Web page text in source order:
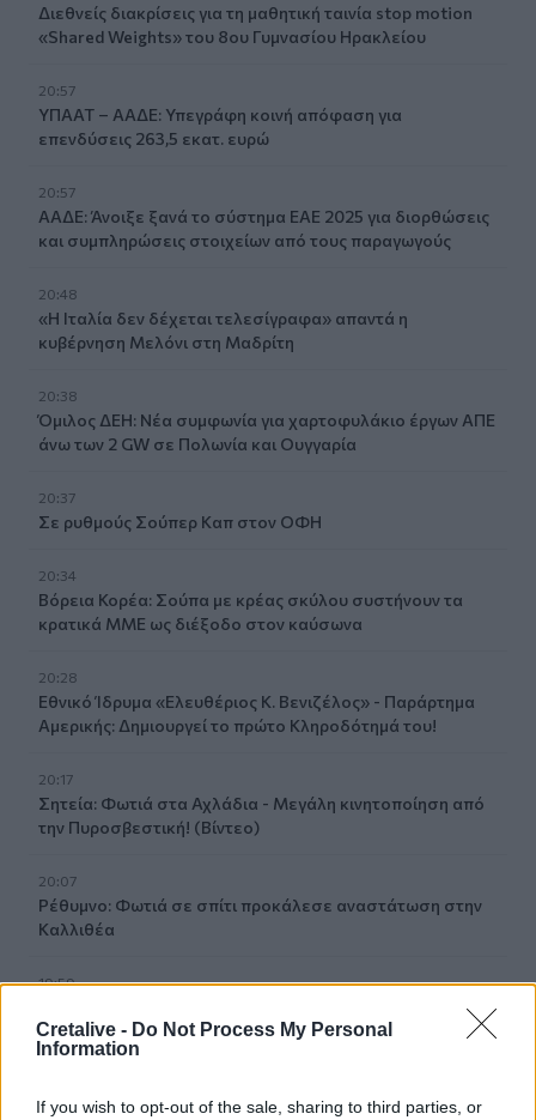
Cretalive - Do Not Process My Personal
Information
If you wish to opt-out of the sale, sharing to third parties, or
Διεθνείς διακρίσεις για τη μαθητική ταινία stop motion
«Shared Weights» του 8ου Γυμνασίου Ηρακλείου
20:57
ΥΠΑΑΤ – ΑΑΔΕ: Υπεγράφη κοινή απόφαση για
επενδύσεις 263,5 εκατ. ευρώ
20:57
ΑΑΔΕ: Άνοιξε ξανά το σύστημα ΕΑΕ 2025 για διορθώσεις
και συμπληρώσεις στοιχείων από τους παραγωγούς
20:48
«Η Ιταλία δεν δέχεται τελεσίγραφα» απαντά η
κυβέρνηση Μελόνι στη Μαδρίτη
20:38
Όμιλος ΔΕΗ: Νέα συμφωνία για χαρτοφυλάκιο έργων ΑΠΕ
άνω των 2 GW σε Πολωνία και Ουγγαρία
20:37
Σε ρυθμούς Σούπερ Καπ στον ΟΦΗ
20:34
Βόρεια Κορέα: Σούπα με κρέας σκύλου συστήνουν τα
κρατικά ΜΜΕ ως διέξοδο στον καύσωνα
20:28
Εθνικό Ίδρυμα «Ελευθέριος Κ. Βενιζέλος» - Παράρτημα
Αμερικής: Δημιουργεί το πρώτο Κληροδότημά του!
20:17
Σητεία: Φωτιά στα Αχλάδια - Μεγάλη κινητοποίηση από
την Πυροσβεστική! (Βίντεο)
20:07
Ρέθυμνο: Φωτιά σε σπίτι προκάλεσε αναστάτωση στην
Καλλιθέα
19:59
χασίς σε προαύλιο χώρο σχολείου
Πάτρα: Θρήνος για μωράκι μόλις 8 ημερών –